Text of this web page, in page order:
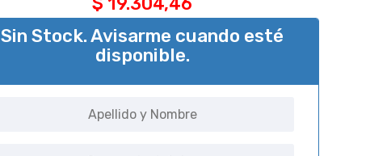
Sin Stock. Avisarme cuando esté
disponible.